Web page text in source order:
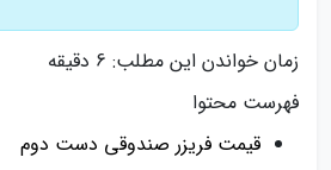
زمان خواندن این مطلب: 6 دقیقه
فهرست محتوا
قیمت فریزر صندوقی دست دوم